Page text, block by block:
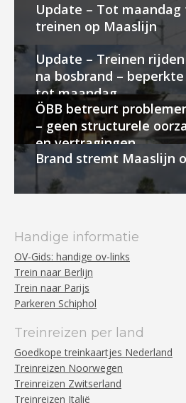
Update – Tot
treinen op Maaslijn
Update – Treinen
na bosbrand –
tot maandag
ÖBB betreurt
– geen structurele
en vertragingen
Brand stremt Maaslijn
Handige informatie
OV-Gids: handige ov-links
Trein naar Berlijn
Trein naar Parijs
Parkeren Schiphol
Treinreizen per land
Goedkope treinkaartjes Nederland
Treinreizen Noorwegen
Treinreizen Zwitserland
Treinreizen Italië